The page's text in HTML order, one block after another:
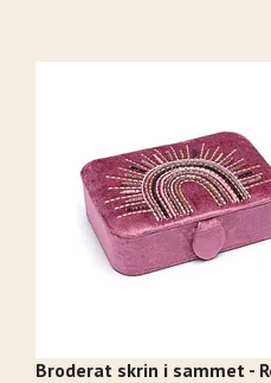
Broderat skrin i sammet -